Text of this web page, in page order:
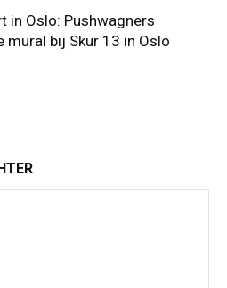
in Oslo: Pushwagners
mural bij Skur 13 in Oslo